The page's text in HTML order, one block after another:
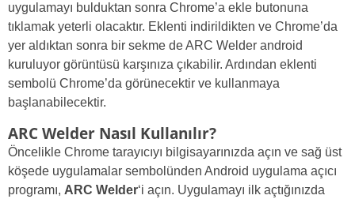
uygulamayı bulduktan sonra Chrome’a ekle butonuna
tıklamak yeterli olacaktır. Eklenti indirildikten ve Chrome’da
yer aldıktan sonra bir sekme de ARC Welder android
kuruluyor görüntüsü karşınıza çıkabilir. Ardından eklenti
sembolü Chrome’da görünecektir ve kullanmaya
başlanabilecektir.
ARC Welder Nasıl Kullanılır?
Öncelikle Chrome tarayıcıyı bilgisayarınızda açın ve sağ üst
köşede uygulamalar sembolünden Android uygulama açıcı
programı, ARC Welder‘i açın. Uygulamayı ilk açtığınızda